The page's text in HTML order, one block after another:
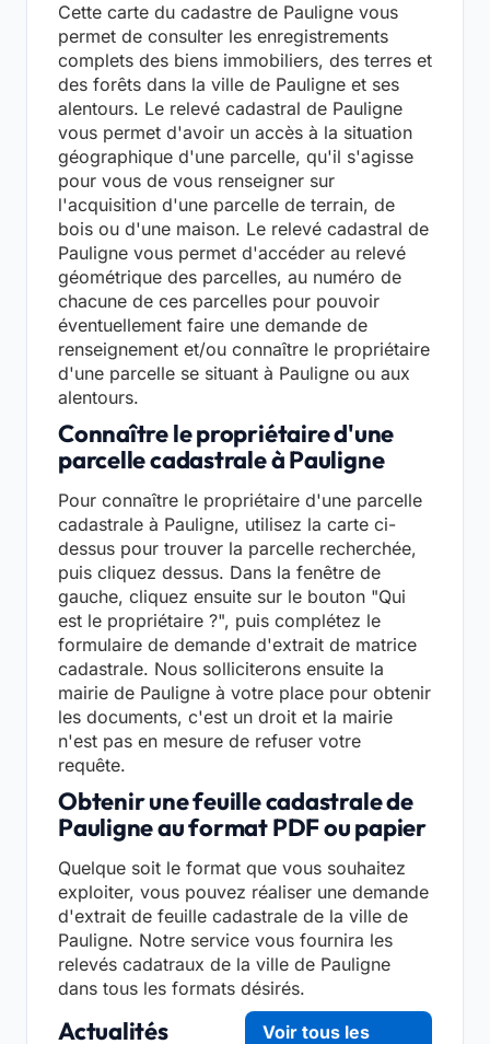
Cette carte du cadastre de Pauligne vous
permet de consulter les enregistrements
complets des biens immobiliers, des terres et
des forêts dans la ville de Pauligne et ses
alentours. Le relevé cadastral de Pauligne
vous permet d'avoir un accès à la situation
géographique d'une parcelle, qu'il s'agisse
pour vous de vous renseigner sur
l'acquisition d'une parcelle de terrain, de
bois ou d'une maison. Le relevé cadastral de
Pauligne vous permet d'accéder au relevé
géométrique des parcelles, au numéro de
chacune de ces parcelles pour pouvoir
éventuellement faire une demande de
renseignement et/ou connaître le propriétaire
d'une parcelle se situant à Pauligne ou aux
alentours.
Connaître le propriétaire d'une
parcelle cadastrale à Pauligne
Pour connaître le propriétaire d'une parcelle
cadastrale à Pauligne, utilisez la carte ci-
dessus pour trouver la parcelle recherchée,
puis cliquez dessus. Dans la fenêtre de
gauche, cliquez ensuite sur le bouton "Qui
est le propriétaire ?", puis complétez le
formulaire de demande d'extrait de matrice
cadastrale. Nous solliciterons ensuite la
mairie de Pauligne à votre place pour obtenir
les documents, c'est un droit et la mairie
n'est pas en mesure de refuser votre
requête.
Obtenir une feuille cadastrale de
Pauligne au format PDF ou papier
Quelque soit le format que vous souhaitez
exploiter, vous pouvez réaliser une demande
d'extrait de feuille cadastrale de la ville de
Pauligne. Notre service vous fournira les
relevés cadatraux de la ville de Pauligne
dans tous les formats désirés.
Actualités
Voir tous les